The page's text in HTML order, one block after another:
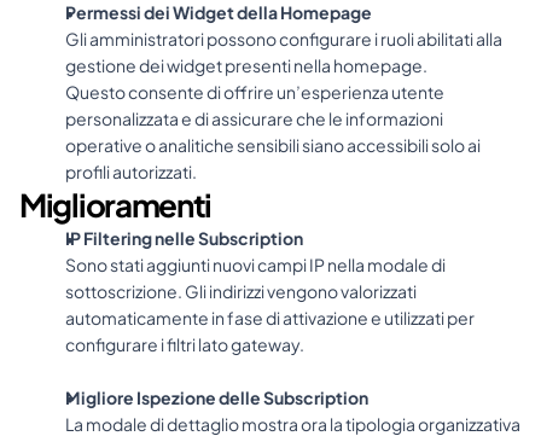
Permessi dei Widget della Homepage
Gli amministratori possono configurare i ruoli abilitati alla
gestione dei widget presenti nella homepage.
Questo consente di offrire un’esperienza utente
personalizzata e di assicurare che le informazioni
operative o analitiche sensibili siano accessibili solo ai
profili autorizzati.
Miglioramenti
IP Filtering nelle Subscription
Sono stati aggiunti nuovi campi IP nella modale di
sottoscrizione. Gli indirizzi vengono valorizzati
automaticamente in fase di attivazione e utilizzati per
configurare i filtri lato gateway.
Migliore Ispezione delle Subscription
La modale di dettaglio mostra ora la tipologia organizzativa